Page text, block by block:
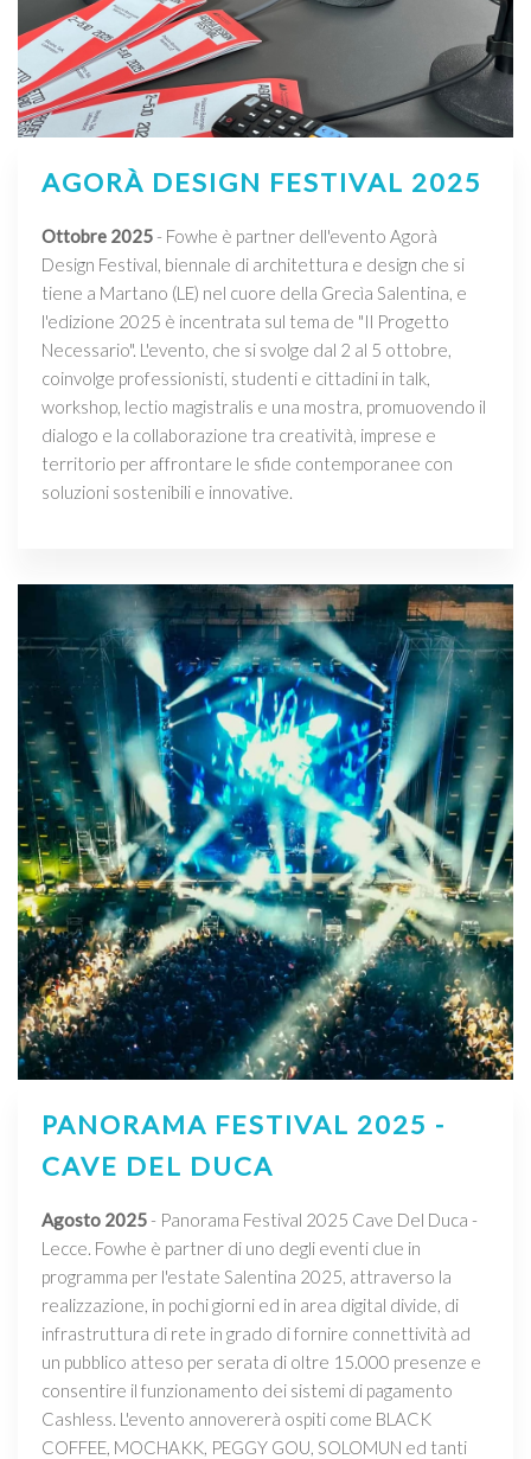
AGORÀ DESIGN FESTIVAL 2025
Ottobre 2025- Fowhe è partner dell'evento Agorà
Design Festival, biennale di architettura e design che si
tiene a Martano (LE) nel cuore della Grecìa Salentina, e
l'edizione 2025 è incentrata sul tema de "Il Progetto
Necessario". L'evento, che si svolge dal 2 al 5 ottobre,
coinvolge professionisti, studenti e cittadini in talk,
workshop, lectio magistralis e una mostra, promuovendo il
dialogo e la collaborazione tra creatività, imprese e
territorio per affrontare le sfide contemporanee con
soluzioni sostenibili e innovative.
PANORAMA FESTIVAL 2025 -
CAVE DEL DUCA
Agosto 2025- Panorama Festival 2025 Cave Del Duca -
Lecce. Fowhe è partner di uno degli eventi clue in
programma per l'estate Salentina 2025, attraverso la
realizzazione, in pochi giorni ed in area digital divide, di
infrastruttura di rete in grado di fornire connettività ad
un pubblico atteso per serata di oltre 15.000 presenze e
consentire il funzionamento dei sistemi di pagamento
Cashless. L'evento annovererà ospiti come BLACK
COFFEE, MOCHAKK, PEGGY GOU, SOLOMUN ed tanti